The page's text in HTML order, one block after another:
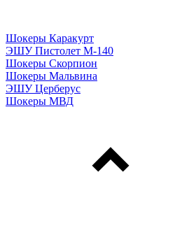
Шокеры Каракурт
ЭШУ Пистолет М-140
Шокеры Скорпион
Шокеры Мальвина
ЭШУ Церберус
Шокеры МВД